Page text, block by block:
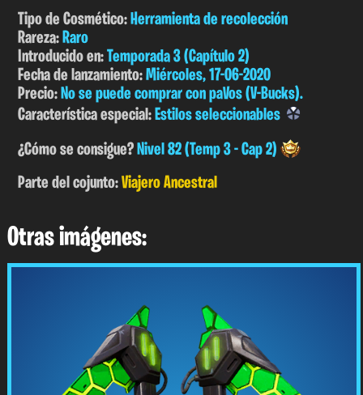
Tipo de Cosmético:Herramienta de recolección
Rareza:Raro
Introducido en:Temporada 3 (Capítulo 2)
Fecha de lanzamiento:Miércoles, 17-06-2020
Precio:No se puede comprar con paVos (V-Bucks).
Característica especial:Estilos seleccionables
¿Cómo se consigue?Nivel 82 (Temp 3 - Cap 2)
Parte del cojunto:Viajero Ancestral
Otras imágenes: